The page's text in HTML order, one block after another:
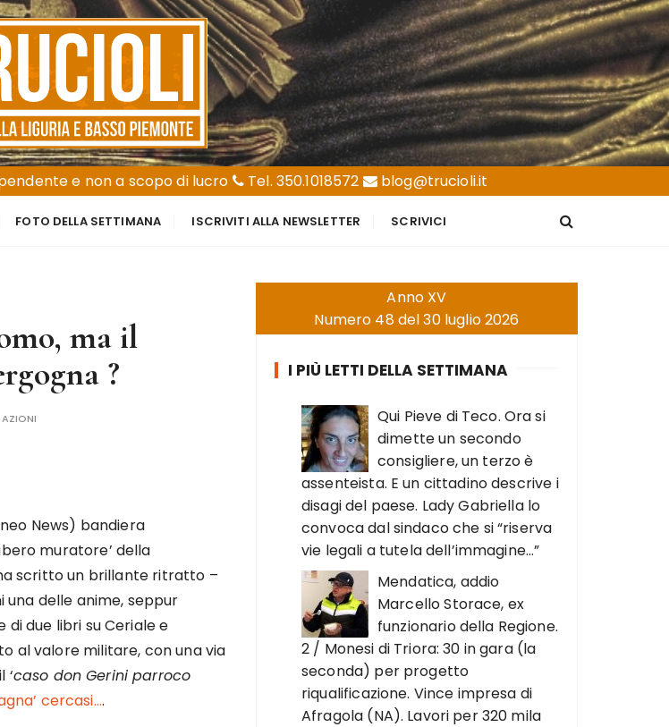
e non a scopo di lucro
Tel. 350.1018572 blog@trucioli.it
FOTO DELLA SETTIMANA ISCRIVITI ALLA NEWSLETTER SCRIVICI
ma il
?
News) bandiera
muratore’ della
scritto un brillante ritratto –
una delle anime, seppur
di due libri su Ceriale e
al valore militare, con una via
‘caso don Gerini parroco
cercasi….
Anno XV
Numero 48 del 30 luglio 2026
I PIÙ LETTI DELLA SETTIMANA
Qui Pieve di Teco. Ora si
dimette un secondo
consigliere, un terzo è
assenteista. E un cittadino descrive i
disagi del paese. Lady Gabriella lo
convoca dal sindaco che si “riserva
vie legali a tutela dell’immagine…”
Mendatica, addio
Marcello Storace, ex
funzionario della Regione.
2 / Monesi di Triora: 30 in gara (la
seconda) per progetto
riqualificazione. Vince impresa di
Afragola (NA). Lavori per 320 mila